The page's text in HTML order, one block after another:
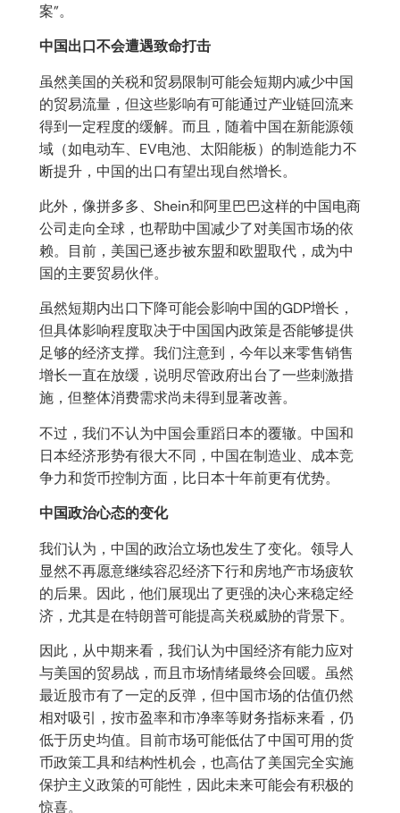
案”。
中国出口不会遭遇致命打击
虽然美国的关税和贸易限制可能会短期内减少中国
的贸易流量，但这些影响有可能通过产业链回流来
得到一定程度的缓解。而且，随着中国在新能源领
域（如电动车、EV电池、太阳能板）的制造能力不
断提升，中国的出口有望出现自然增长。
此外，像拼多多、Shein和阿里巴巴这样的中国电商
公司走向全球，也帮助中国减少了对美国市场的依
赖。目前，美国已逐步被东盟和欧盟取代，成为中
国的主要贸易伙伴。
虽然短期内出口下降可能会影响中国的GDP增长，
但具体影响程度取决于中国国内政策是否能够提供
足够的经济支撑。我们注意到，今年以来零售销售
增长一直在放缓，说明尽管政府出台了一些刺激措
施，但整体消费需求尚未得到显著改善。
不过，我们不认为中国会重蹈日本的覆辙。中国和
日本经济形势有很大不同，中国在制造业、成本竞
争力和货币控制方面，比日本十年前更有优势。
中国政治心态的变化
我们认为，中国的政治立场也发生了变化。领导人
显然不再愿意继续容忍经济下行和房地产市场疲软
的后果。因此，他们展现出了更强的决心来稳定经
济，尤其是在特朗普可能提高关税威胁的背景下。
因此，从中期来看，我们认为中国经济有能力应对
与美国的贸易战，而且市场情绪最终会回暖。虽然
最近股市有了一定的反弹，但中国市场的估值仍然
相对吸引，按市盈率和市净率等财务指标来看，仍
低于历史均值。目前市场可能低估了中国可用的货
币政策工具和结构性机会，也高估了美国完全实施
保护主义政策的可能性，因此未来可能会有积极的
惊喜。